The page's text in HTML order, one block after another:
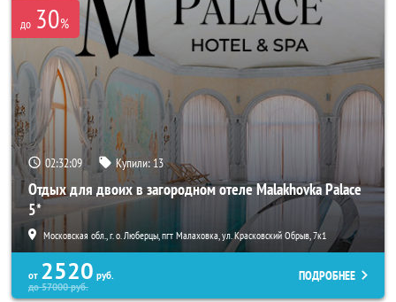
до 30%
02:32:08 Купили: 13
Отдых для двоих в загородном отеле Malakhovka Palace
5*
Московская обл., г. о. Люберцы, пгт Малаховка, ул. Красковский Обрыв, 7к1
от 2520 руб.
до57000руб.
ПОДРОБНЕЕ